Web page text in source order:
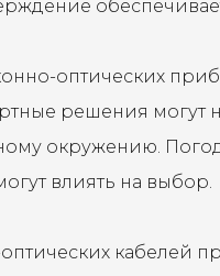
оптических
решения могут
окружению.
влиять на выбор.
кабелей